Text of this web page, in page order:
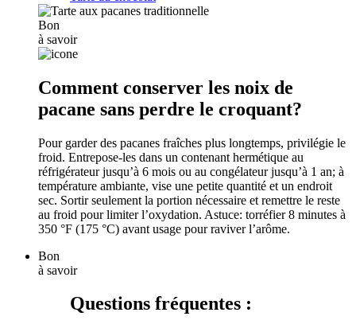
Bon
à savoir
Comment conserver les noix de
pacane sans perdre le croquant?
Pour garder des pacanes fraîches plus longtemps, privilégie le
froid. Entrepose-les dans un contenant hermétique au
réfrigérateur jusqu’à 6 mois ou au congélateur jusqu’à 1 an; à
température ambiante, vise une petite quantité et un endroit
sec. Sortir seulement la portion nécessaire et remettre le reste
au froid pour limiter l’oxydation. Astuce: torréfier 8 minutes à
350 °F (175 °C) avant usage pour raviver l’arôme.
Bon
à savoir
Questions fréquentes :